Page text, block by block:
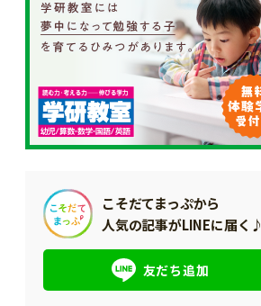
こそだてまっぷから
人気の記事がLINEに届く♪
友だち追加